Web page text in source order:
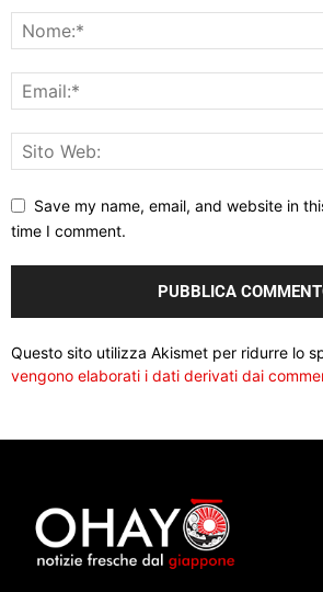
Save my name, email, and website in
time I comment.
Questo sito utilizza Akismet per ridurre lo
vengono elaborati i dati derivati dai